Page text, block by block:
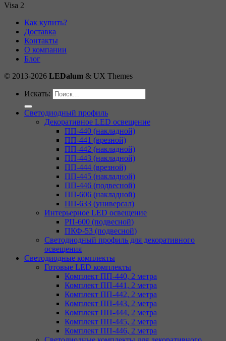
Visa 2
Как купить?
Доставка
Контакты
О компании
Блог
© 2013-2026 LEDalum & UX Themes
Искать:
Светодиодный профиль
Декоративное LED освещение
ПП-440 (накладной)
ПП-441 (врезной)
ПП-442 (накладной)
ПП-443 (накладной)
ПП-444 (врезной)
ПП-445 (накладной)
ПП-446 (подвесной)
ПП-606 (накладной)
ПП-633 (универсал)
Интерьерное LED освещение
РП-600 (подвесной)
ПКФ-53 (подвесной)
Светодиодный профиль для декоративного
освещения
Светодиодные комплекты
Готовые LED комплекты
Комплект ПП-440, 2 метра
Комплект ПП-441, 2 метра
Комплект ПП-442, 2 метра
Комплект ПП-443, 2 метра
Комплект ПП-444, 2 метра
Комплект ПП-445, 2 метра
Комплект ПП-446, 2 метра